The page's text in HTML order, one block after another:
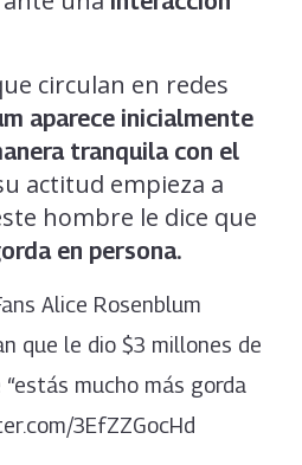
circulan en redes
aparece inicialmente
tranquila con el
actitud empieza a
hombre le dice que
en persona.
Alice Rosenblum
que le dio $3 millones de
mucho más gorda
3EfZZGocHd